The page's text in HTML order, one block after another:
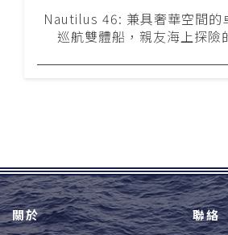
Nautilus 46: 兼具奢華空間的
巡航雙體船，親友海上探險
關於 聯絡